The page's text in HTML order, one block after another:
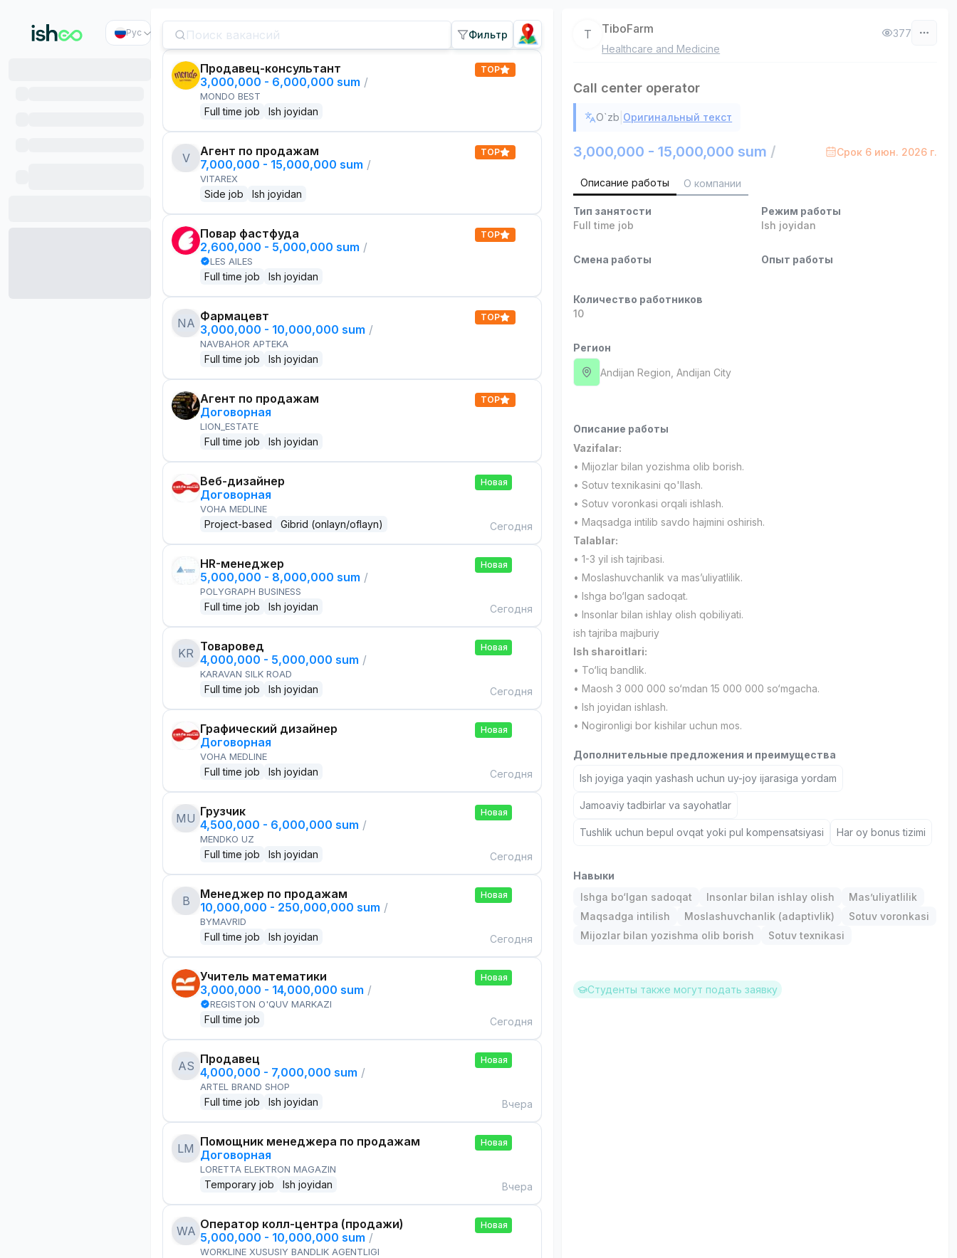
Рус Фильтр
Продавец-консультант
3,000,000 - 6,000,000 sum /
MONDO BEST
Full time job Ish joyidan
TOP
V
Агент по продажам
7,000,000 - 15,000,000 sum /
VITAREX
Side job Ish joyidan
TOP
Повар фастфуда
2,600,000 - 5,000,000 sum /
LES AILES
Full time job Ish joyidan
TOP
NA Фармацевт
3,000,000 - 10,000,000 sum /
NAVBAHOR APTEKA
Full time job Ish joyidan
TOP
Агент по продажам
Договорная
LION_ESTATE
Full time job Ish joyidan
TOP
Веб-дизайнер
Договорная
VOHA MEDLINE
Project-based Gibrid (onlayn/oflayn)
Новая
Сегодня
HR-менеджер
5,000,000 - 8,000,000 sum /
POLYGRAPH BUSINESS
Full time job Ish joyidan
Новая
Сегодня
KR Товаровед
4,000,000 - 5,000,000 sum /
KARAVAN SILK ROAD
Full time job Ish joyidan
Новая
Сегодня
Графический дизайнер
Договорная
VOHA MEDLINE
Full time job Ish joyidan
Новая
Сегодня
MU Грузчик
4,500,000 - 6,000,000 sum /
MENDKO UZ
Full time job Ish joyidan
Новая
Сегодня
B
Менеджер по продажам
10,000,000 - 250,000,000 sum /
BYMAVRID
Full time job Ish joyidan
Новая
Сегодня
Учитель математики
3,000,000 - 14,000,000 sum /
REGISTON O'QUV MARKAZI
Full time job
Новая
Сегодня
AS Продавец
4,000,000 - 7,000,000 sum /
ARTEL BRAND SHOP
Full time job Ish joyidan
Новая
Вчера
LM Помощник менеджера по продажам
Договорная
LORETTA ELEKTRON MAGAZIN
Temporary job Ish joyidan
Новая
Вчера
WA Оператор колл-центра (продажи)
5,000,000 - 10,000,000 sum /
WORKLINE XUSUSIY BANDLIK AGENTLIGI
Новая
T TiboFarm
Healthcare and Medicine
377
Call center operator
O`zb Оригинальный текст
3,000,000 - 15,000,000 sum / Срок 6 июн. 2026 г.
Описание работы О компании
Тип занятости
Full time job
Режим работы
Ish joyidan
Смена работы Опыт работы
Количество работников
10
Регион
Andijan Region , Andijan City
Описание работы
Vazifalar:
• Mijozlar bilan yozishma olib borish.
• Sotuv texnikasini qo'llash.
• Sotuv voronkasi orqali ishlash.
• Maqsadga intilib savdo hajmini oshirish.
Talablar:
• 1-3 yil ish tajribasi.
• Moslashuvchanlik va mas’uliyatlilik.
• Ishga bo‘lgan sadoqat.
• Insonlar bilan ishlay olish qobiliyati.
ish tajriba majburiy
Ish sharoitlari:
• To‘liq bandlik.
• Maosh 3 000 000 so‘mdan 15 000 000 so‘mgacha.
• Ish joyidan ishlash.
• Nogironligi bor kishilar uchun mos.
Дополнительные предложения и преимущества
Ish joyiga yaqin yashash uchun uy-joy ijarasiga yordam
Jamoaviy tadbirlar va sayohatlar
Tushlik uchun bepul ovqat yoki pul kompensatsiyasi Har oy bonus tizimi
Навыки
Ishga bo‘lgan sadoqat
Insonlar bilan ishlay olish
Mas’uliyatlilik
Maqsadga intilish
Moslashuvchanlik (adaptivlik)
Sotuv voronkasi
Mijozlar bilan yozishma olib borish
Sotuv texnikasi
Студенты также могут подать заявку